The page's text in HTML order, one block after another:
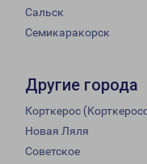
Сальск
Семикаракорск
Другие города
Корткерос
Новая Ляля
Советское